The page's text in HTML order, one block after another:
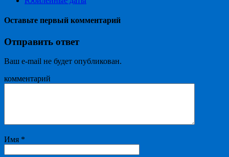
Оставьте первый комментарий
Отправить ответ
Ваш e-mail не будет опубликован.
комментарий
Имя *